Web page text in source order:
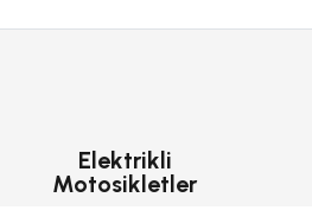
Elektrikli
Motosikletler